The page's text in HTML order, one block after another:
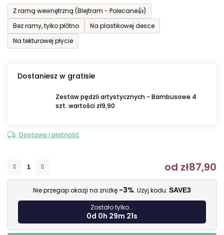
Z ramą wewnętrzną (Blejtram - Polecane👍)
Bez ramy, tylko płótno
Na plastikowej desce
Na tekturowej płycie
Dostaniesz w gratisie
Zestaw pędzli artystycznych - Bambusowe 4
szt. wartości zł9,90
Dostawa i płatność
od zł87,90
Nie przegap okazji na zniżkę -3%. Użyj kodu: SAVE3
Zostało tylko...
0d 0h 29m 20s